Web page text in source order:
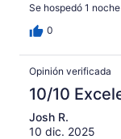
Se hospedó 1
0
Opinión verificada
10/10
Josh R.
10 dic. 2025